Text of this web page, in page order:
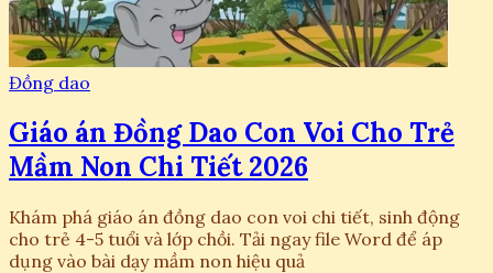
Đồng dao
Giáo án Đồng Dao Con Voi Cho Trẻ
Mầm Non Chi Tiết 2026
Khám phá giáo án đồng dao con voi chi tiết, sinh động
cho trẻ 4-5 tuổi và lớp chồi. Tải ngay file Word để áp
dụng vào bài dạy mầm non hiệu quả